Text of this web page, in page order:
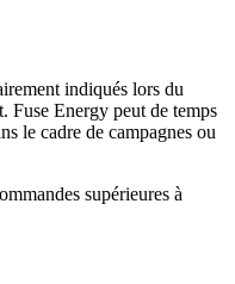
indiqués lors du
Fuse Energy peut de temps
le cadre de campagnes ou
supérieures à